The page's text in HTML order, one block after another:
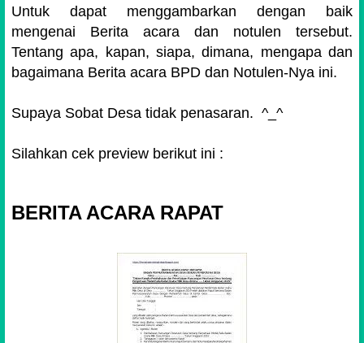
Untuk dapat menggambarkan dengan baik
mengenai Berita acara dan notulen tersebut.
Tentang apa, kapan, siapa, dimana, mengapa dan
bagaimana Berita acara BPD dan Notulen-Nya ini.
Supaya Sobat Desa tidak penasaran. ^_^
Silahkan cek preview berikut ini :
BERITA ACARA RAPAT